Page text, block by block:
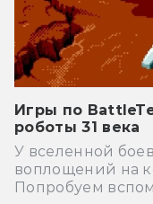
Игры по
роботы 31 века
У вселенной
воплощений на
Попробуем